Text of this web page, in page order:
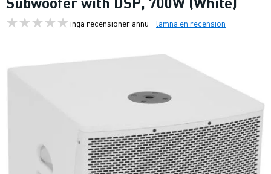
inga recensioner ännu lämna en recension